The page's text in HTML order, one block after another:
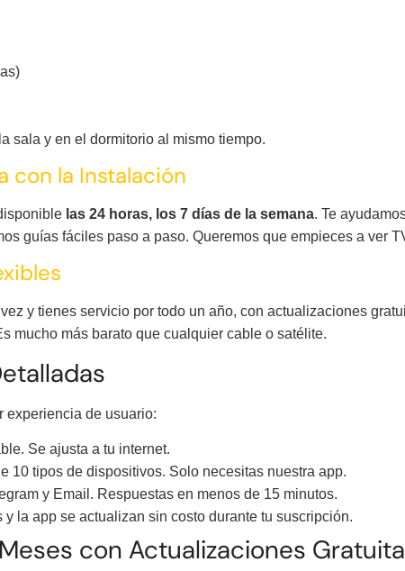
sala y en el dormitorio al mismo tiempo.
con la Instalación
las 24 horas, los 7 días de la semana. Te
guías fáciles paso a paso. Queremos que empieces a ver
y tienes servicio por todo un año, con actualizaciones
mucho más barato que cualquier cable o satélite.
experiencia de usuario:
Se ajusta a tu internet.
10 tipos de dispositivos. Solo necesitas nuestra app.
y Email. Respuestas en menos de 15 minutos.
y la app se actualizan sin costo durante tu suscripción.
con Actualizaciones